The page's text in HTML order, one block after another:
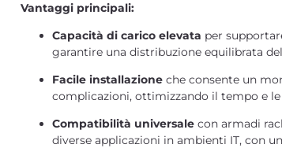
Vantaggi principali:
Capacità di carico elevata per
garantire una distribuzione equilibrata
Facile installazione che consente un
complicazioni, ottimizzando il tempo e le
Compatibilità universale con armadi
diverse applicazioni in ambienti IT, con